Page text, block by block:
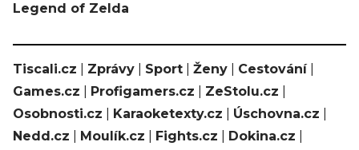
Legend of Zelda
Tiscali.cz Zprávy Sport Ženy Cestování|
Games.cz
Profigamers.cz ZeStolu.cz
Osobnosti.cz
Karaoketexty.cz Úschovna.cz
Nedd.cz
Moulík.cz Fights.cz Dokina.cz